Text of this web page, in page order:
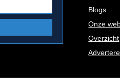
Blogs
Onze
Overzicht